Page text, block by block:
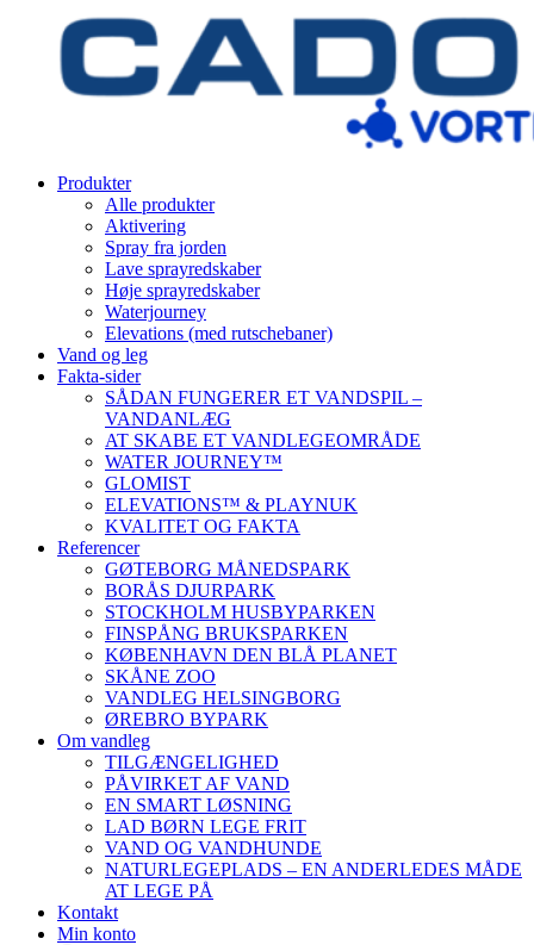
Produkter
Alle produkter
Aktivering
Spray fra jorden
Lave sprayredskaber
Høje sprayredskaber
Waterjourney
Elevations (med rutschebaner)
Vand og leg
Fakta-sider
SÅDAN FUNGERER ET VANDSPIL –
VANDANLÆG
AT SKABE ET VANDLEGEOMRÅDE
WATER JOURNEY™
GLOMIST
ELEVATIONS™ & PLAYNUK
KVALITET OG FAKTA
Referencer
GØTEBORG MÅNEDSPARK
BORÅS DJURPARK
STOCKHOLM HUSBYPARKEN
FINSPÅNG BRUKSPARKEN
KØBENHAVN DEN BLÅ PLANET
SKÅNE ZOO
VANDLEG HELSINGBORG
ØREBRO BYPARK
Om vandleg
TILGÆNGELIGHED
PÅVIRKET AF VAND
EN SMART LØSNING
LAD BØRN LEGE FRIT
VAND OG VANDHUNDE
NATURLEGEPLADS – EN ANDERLEDES MÅDE
AT LEGE PÅ
Kontakt
Min konto